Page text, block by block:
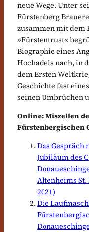
neue Wege. Unter
Fürstenberg
zusammen mit dem
»Fürstentrust«
Biographie eines
Hochadels nach, in
dem Ersten
Geschichte fast
seinen Umbrüchen
Online: Miszellen
Fürstenbergischen
Das Gespräch
Jubiläum des
Altenheims
2021)
Die